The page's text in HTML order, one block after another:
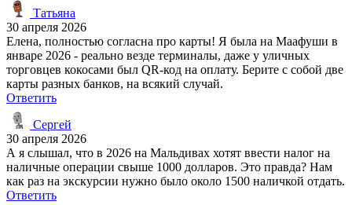
Татьяна
30 апреля 2026
Елена, полностью согласна про карты! Я была на Маафуши в
январе 2026 - реально везде терминалы, даже у уличных
торговцев кокосами был QR-код на оплату. Берите с собой две
карты разных банков, на всякий случай.
Ответить
Сергей
30 апреля 2026
А я слышал, что в 2026 на Мальдивах хотят ввести налог на
наличные операции свыше 1000 долларов. Это правда? Нам
как раз на экскурсии нужно было около 1500 наличкой отдать.
Ответить